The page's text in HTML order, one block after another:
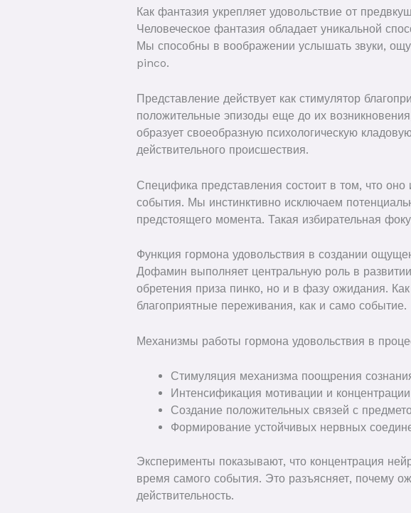
Как фантазия укрепляет удовольствие от
Человеческое фантазия обладает уникальной
Мы способны в воображении услышать звуки,
pinco.
Представление действует как стимулятор
положительные эпизоды еще до их
образует своеобразную психологическую
действительного происшествия.
Специфика представления состоит в том, что
события. Мы инстинктивно исключаем
предстоящего момента. Такая избирательная
Функция гормона удовольствия в создании
Дофамин выполняет центральную роль в
обретения приза пинко, но и в фазу ожидания.
благоприятные переживания, как и само событие.
Механизмы работы гормона удовольствия в
Стимуляция механизма поощрения
Интенсификация мотивации и
Создание положительных связей с
Формирование устойчивых нервных
Эксперименты показывают, что концентрация
время самого события. Это разъясняет, почему
действительность.